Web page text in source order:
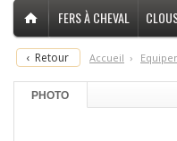
FERS À CHEVAL
‹ Retour Accueil › E
PHOTO